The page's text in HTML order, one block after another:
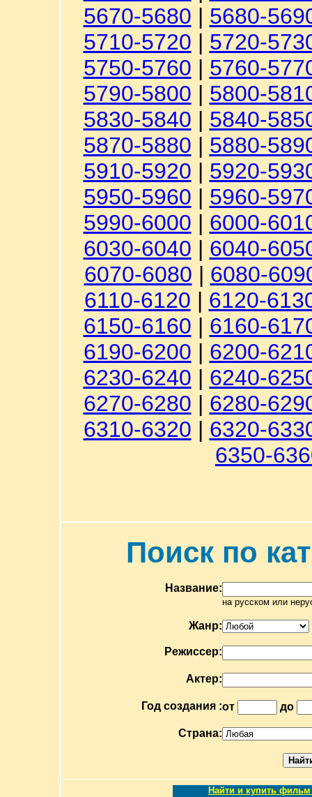
5670-5680 | 5680-
5710-5720 | 5720-
5750-5760 | 5760-
5790-5800 | 5800-
5830-5840 | 5840-
5870-5880 | 5880-
5910-5920 | 5920-
5950-5960 | 5960-
5990-6000 | 6000-
6030-6040 | 6040-
6070-6080 | 6080-
6110-6120 | 6120-
6150-6160 | 6160-
6190-6200 | 6200-
6230-6240 | 6240-
6270-6280 | 6280-
6310-6320 | 6320-
6350-
Поиск по
Название:
на русском или
Жанр:
Режиссер:
Актер:
Год создания :от до
Страна:
Найти и купить фильм